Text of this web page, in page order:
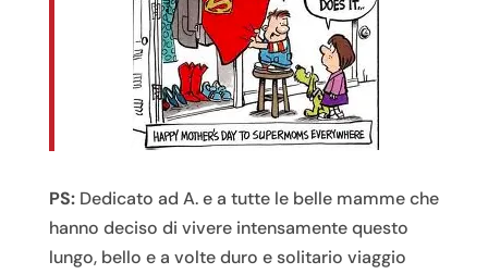
PS:Dedicato ad A. e a tutte le belle mamme che
hanno deciso di vivere intensamente questo
lungo, bello e a volte duro e solitario viaggio